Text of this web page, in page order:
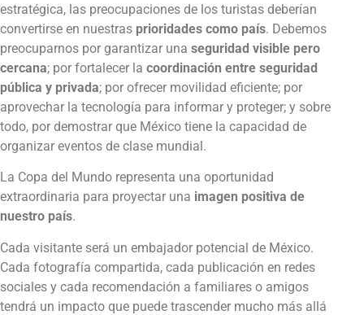
estratégica, las preocupaciones de los turistas deberían
convertirse en nuestras prioridades como país. Debemos
preocuparnos por garantizar una seguridad visible pero
cercana; por fortalecer la coordinación entre seguridad
pública y privada; por ofrecer movilidad eficiente; por
aprovechar la tecnología para informar y proteger; y sobre
todo, por demostrar que México tiene la capacidad de
organizar eventos de clase mundial.
La Copa del Mundo representa una oportunidad
extraordinaria para proyectar una imagen positiva de
nuestro país.
Cada visitante será un embajador potencial de México.
Cada fotografía compartida, cada publicación en redes
sociales y cada recomendación a familiares o amigos
tendrá un impacto que puede trascender mucho más allá